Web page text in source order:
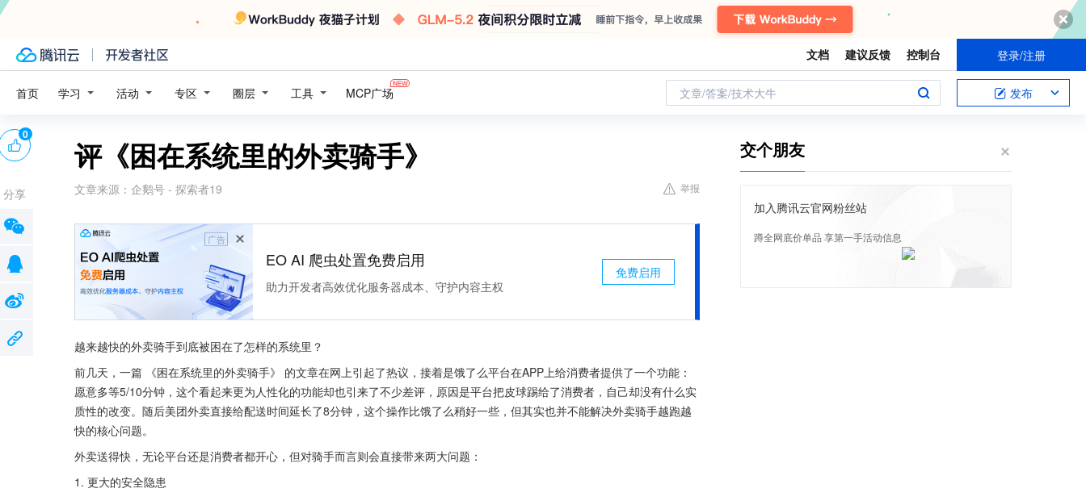
文档 建议反馈 控制台 登录/注册
首页 学习 活动 专区 圈层 工具 MCP广场 文章/答案/技术大牛 发布
评《困在系统里的外卖骑手》
文章来源： 企鹅号 - 探索者19 举报
广告
EO AI 爬虫处置免费启用
助力开发者高效优化服务器成本、守护内容主权
免费启用
越来越快的外卖骑手到底被困在了怎样的系统里？
前几天，一篇 《困在系统里的外卖骑手》 的文章在网上引起了热议，接着是饿了么平台在APP上给消费者提供了一个功能：
愿意多等5/10分钟，这个看起来更为人性化的功能却也引来了不少差评，原因是平台把皮球踢给了消费者，自己却没有什么实
质性的改变。随后美团外卖直接给配送时间延长了8分钟，这个操作比饿了么稍好一些，但其实也并不能解决外卖骑手越跑越
快的核心问题。
外卖送得快，无论平台还是消费者都开心，但对骑手而言则会直接带来两大问题：
1. 更大的安全隐患
0
分享
交个朋友
加入腾讯云官网粉丝站
蹲全网底价单品 享第一手活动信息